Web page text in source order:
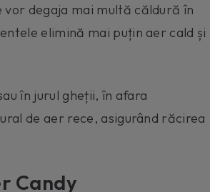
degaja mai multă căldură în
elimină mai puțin aer cald și
în jurul gheții, în afara
de aer rece, asigurând răcirea
Candy